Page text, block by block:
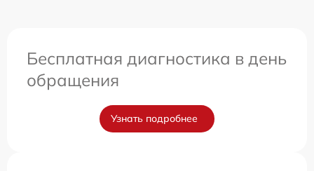
Бесплатная диагностика в день
обращения
Узнать подробнее